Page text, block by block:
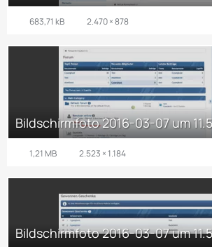
683,71 kB 2.470 × 878
Bildschirmfoto 2016-03-07 um
1,21 MB 2.523 × 1.184
Bildschirmfoto 2016-03-07 um